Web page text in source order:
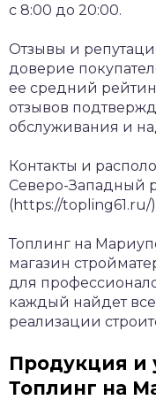
с 8:00 до 20:00.
Отзывы и
доверие
ее средний
отзывов
обслуживания и
Контакты и
Северо-Западный
(https://topling61.ru/)
Топлинг на
магазин
для
каждый найдет
реализации
Продукция и
Топлинг на